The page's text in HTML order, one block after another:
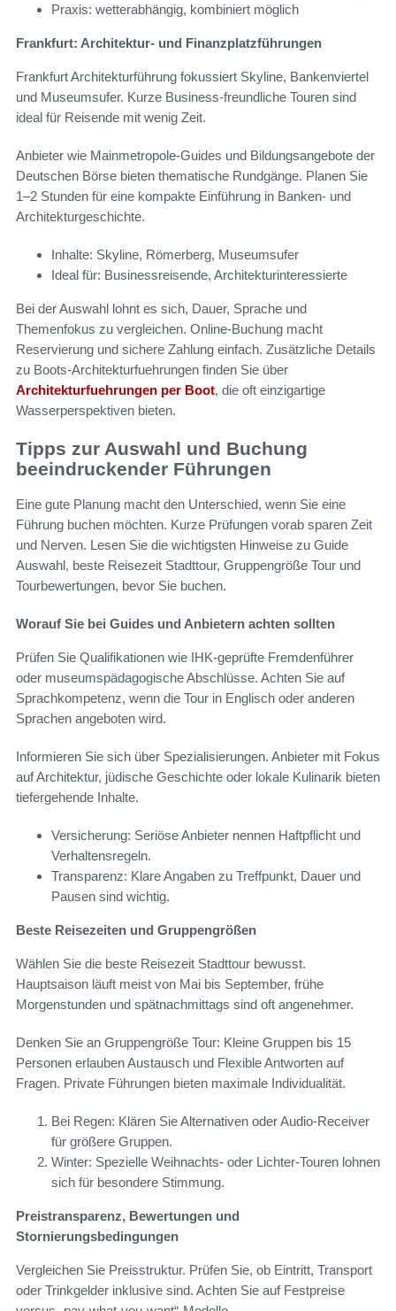
Praxis: wetterabhängig, kombiniert möglich
Frankfurt: Architektur- und Finanzplatzführungen
Frankfurt Architekturführung fokussiert Skyline, Bankenviertel
und Museumsufer. Kurze Business-freundliche Touren sind
ideal für Reisende mit wenig Zeit.
Anbieter wie Mainmetropole-Guides und Bildungsangebote der
Deutschen Börse bieten thematische Rundgänge. Planen Sie
1–2 Stunden für eine kompakte Einführung in Banken- und
Architekturgeschichte.
Inhalte: Skyline, Römerberg, Museumsufer
Ideal für: Businessreisende, Architekturinteressierte
Bei der Auswahl lohnt es sich, Dauer, Sprache und
Themenfokus zu vergleichen. Online-Buchung macht
Reservierung und sichere Zahlung einfach. Zusätzliche Details
zu Boots-Architekturfuehrungen finden Sie über
Architekturfuehrungen per Boot, die oft einzigartige
Wasserperspektiven bieten.
Tipps zur Auswahl und Buchung
beeindruckender Führungen
Eine gute Planung macht den Unterschied, wenn Sie eine
Führung buchen möchten. Kurze Prüfungen vorab sparen Zeit
und Nerven. Lesen Sie die wichtigsten Hinweise zu Guide
Auswahl, beste Reisezeit Stadttour, Gruppengröße Tour und
Tourbewertungen, bevor Sie buchen.
Worauf Sie bei Guides und Anbietern achten sollten
Prüfen Sie Qualifikationen wie IHK-geprüfte Fremdenführer
oder museumspädagogische Abschlüsse. Achten Sie auf
Sprachkompetenz, wenn die Tour in Englisch oder anderen
Sprachen angeboten wird.
Informieren Sie sich über Spezialisierungen. Anbieter mit Fokus
auf Architektur, jüdische Geschichte oder lokale Kulinarik bieten
tiefergehende Inhalte.
Versicherung: Seriöse Anbieter nennen Haftpflicht und
Verhaltensregeln.
Transparenz: Klare Angaben zu Treffpunkt, Dauer und
Pausen sind wichtig.
Beste Reisezeiten und Gruppengrößen
Wählen Sie die beste Reisezeit Stadttour bewusst.
Hauptsaison läuft meist von Mai bis September, frühe
Morgenstunden und spätnachmittags sind oft angenehmer.
Denken Sie an Gruppengröße Tour: Kleine Gruppen bis 15
Personen erlauben Austausch und Flexible Antworten auf
Fragen. Private Führungen bieten maximale Individualität.
Bei Regen: Klären Sie Alternativen oder Audio-Receiver
für größere Gruppen.
Winter: Spezielle Weihnachts- oder Lichter-Touren lohnen
sich für besondere Stimmung.
Preistransparenz, Bewertungen und
Stornierungsbedingungen
Vergleichen Sie Preisstruktur. Prüfen Sie, ob Eintritt, Transport
oder Trinkgelder inklusive sind. Achten Sie auf Festpreise